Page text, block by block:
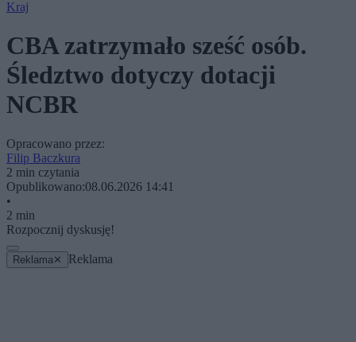
Kraj
CBA zatrzymało sześć osób.
Śledztwo dotyczy dotacji
NCBR
Opracowano przez:
Filip Baczkura
2 min czytania
Opublikowano:08.06.2026 14:41
•
2 min
Rozpocznij dyskusję!
Reklama ✕ Reklama